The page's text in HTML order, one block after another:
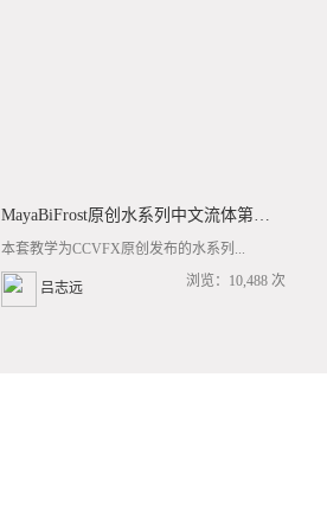
MayaBiFrost原创水系列中文流体第三套BF基础/高阶案例全流程教学
本套教学为CCVFX原创发布的水系列...
吕志远 浏览：10,488 次